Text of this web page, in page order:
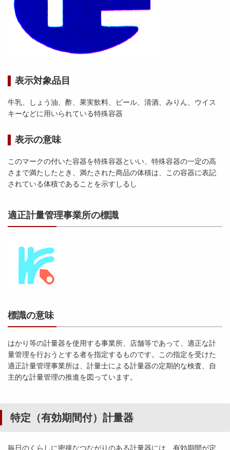
表示対象品目
牛乳、しょう油、酢、果実飲料、ビール、清酒、みりん、ウイス
キーなどに用いられている特殊容器
表示の意味
このマークの付いた容器を特殊容器といい、特殊容器の一定の高
さまで満たしたとき、満たされた商品の体積は、この容器に表記
されている体積であることを示すしるし
適正計量管理事業所の標識
標識の意味
はかり等の計量器を使用する事業所、店舗等であって、適正な計
量管理を行おうとする者を指定するものです。この指定を受けた
適正計量管理事業所は、計量士による計量器の定期的な検査、自
主的な計量管理の推進を図っています。
特定（有効期間付）計量器
毎日のくらしに密接なつながりのある計量器には、有効期間が定